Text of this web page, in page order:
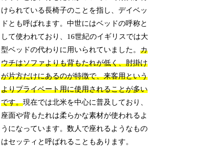
けられている長椅子のことを指し、デイベッ
ドとも呼ばれます。中世にはベッドの呼称と
して使われており、16世紀のイギリスでは大
型ベッドの代わりに用いられていました。カ
ウチはソファよりも背もたれが低く、肘掛け
が片方だけにあるのが特徴で、来客用という
よりプライベート用に使用されることが多い
です。現在では北米を中心に普及しており、
座面や背もたれは柔らかな素材が使われるよ
うになっています。数人で座れるようなもの
はセッティと呼ばれることもあります。